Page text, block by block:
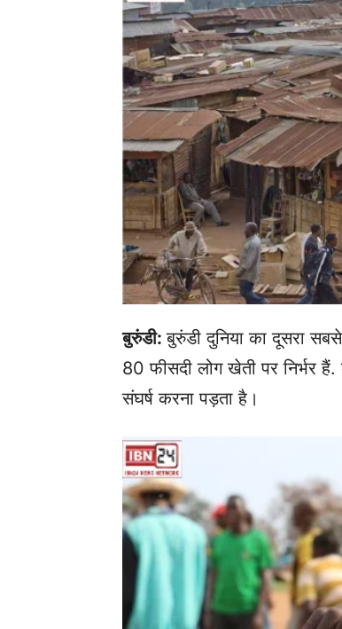
बुरुंडी:बुरुंडी दुनिया का दूसरा
80 फीसदी लोग खेती पर निर्भर
संघर्ष करना पड़ता है।